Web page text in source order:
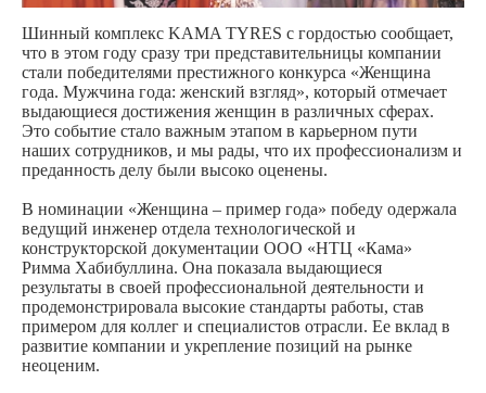
Шинный комплекс KAMA TYRES с гордостью сообщает,
что в этом году сразу три представительницы компании
стали победителями престижного конкурса «Женщина
года. Мужчина года: женский взгляд», который отмечает
выдающиеся достижения женщин в различных сферах.
Это событие стало важным этапом в карьерном пути
наших сотрудников, и мы рады, что их профессионализм и
преданность делу были высоко оценены.
В номинации «Женщина – пример года» победу одержала
ведущий инженер отдела технологической и
конструкторской документации ООО «НТЦ «Кама»
Римма Хабибуллина. Она показала выдающиеся
результаты в своей профессиональной деятельности и
продемонстрировала высокие стандарты работы, став
примером для коллег и специалистов отрасли. Ее вклад в
развитие компании и укрепление позиций на рынке
неоценим.